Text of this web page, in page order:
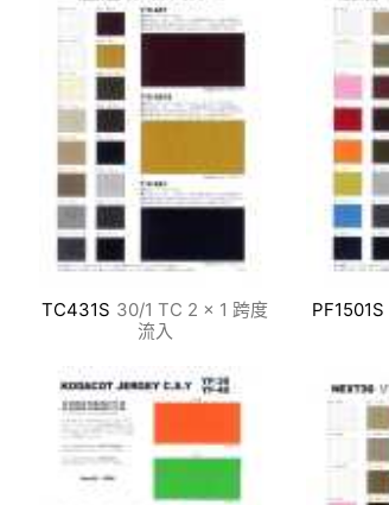
TC431S 30/1 TC 2 × 1 跨度
流入
PF1501S